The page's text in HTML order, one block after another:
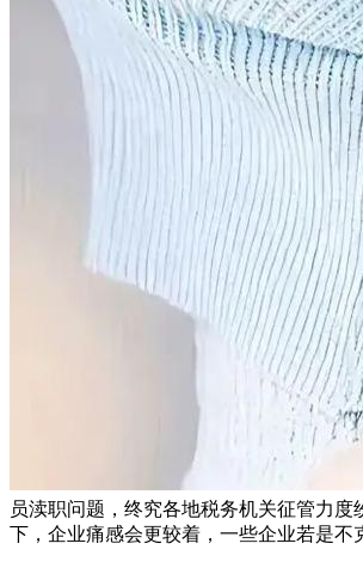
员渎职问题，终究各地税务机关征管力
下，企业痛感会更较着，一些企业若是不